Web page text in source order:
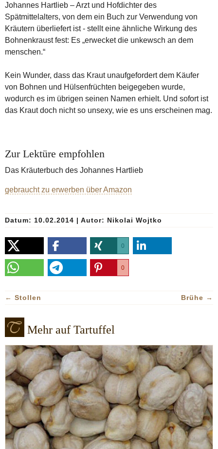
Johannes Hartlieb – Arzt und Hofdichter des
Spätmittelalters, von dem ein Buch zur Verwendung von
Kräutern überliefert ist - stellt eine ähnliche Wirkung des
Bohnenkraust fest: Es „erwecket die unkewsch an dem
menschen.“
Kein Wunder, dass das Kraut unaufgefordert dem Käufer
von Bohnen und Hülsenfrüchten beigegeben wurde,
wodurch es im übrigen seinen Namen erhielt. Und sofort ist
das Kraut doch nicht so unsexy, wie es uns erscheinen mag.
Zur Lektüre empfohlen
Das Kräuterbuch des Johannes Hartlieb
gebraucht zu erwerben über Amazon
Datum: 10.02.2014 | Autor: Nikolai Wojtko
0
0
← Stollen Brühe →
Mehr auf Tartuffel